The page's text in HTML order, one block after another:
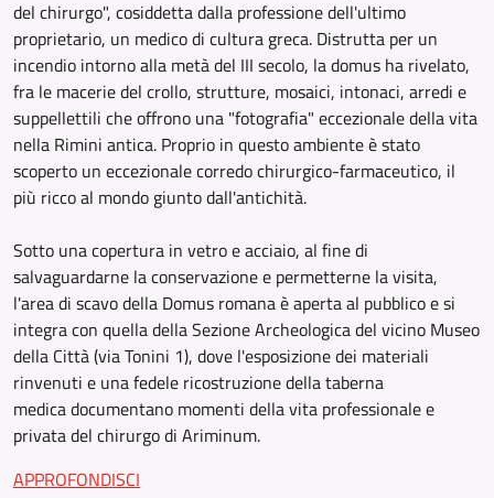
del chirurgo", cosiddetta dalla professione dell'ultimo
proprietario, un medico di cultura greca. Distrutta per un
incendio intorno alla metà del III secolo, la domus ha rivelato,
fra le macerie del crollo, strutture, mosaici, intonaci, arredi e
suppellettili che offrono una "fotografia" eccezionale della vita
nella Rimini antica. Proprio in questo ambiente è stato
scoperto un eccezionale corredo chirurgico-farmaceutico, il
più ricco al mondo giunto dall'antichità.
Sotto una copertura in vetro e acciaio, al fine di
salvaguardarne la conservazione e permetterne la visita,
l'area di scavo della Domus romana è aperta al pubblico e si
integra con quella della Sezione Archeologica del vicino Museo
della Città (via Tonini 1), dove l'esposizione dei materiali
rinvenuti e una fedele ricostruzione della taberna
medica documentano momenti della vita professionale e
privata del chirurgo di Ariminum.
APPROFONDISCI